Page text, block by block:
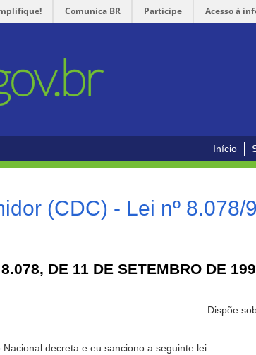
Comunica BR Participe Acesso à
Início
(CDC) - Lei nº 8.078/
DE 11 DE SETEMBRO DE
Dispõe
decreta e eu sanciono a seguinte lei: